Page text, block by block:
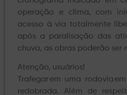
operação e clima, com
acesso à via totalmente
após a paralisação das
chuva, as obras poderão ser
Atenção, usuários!
Trafegar em uma rodovia
redobrada. Além de